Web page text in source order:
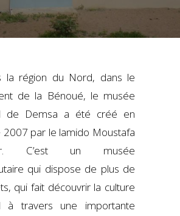
la région du Nord, dans le
de la Bénoué, le musée
de Demsa a été créé en
par le lamido Moustafa
C’est un musée
qui dispose de plus de
qui fait découvrir la culture
à travers une importante